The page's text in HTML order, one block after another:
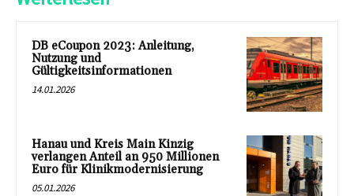
DB eCoupon 2023: Anleitung,
Nutzung und
Gültigkeitsinformationen
14.01.2026
Hanau und Kreis Main Kinzig
verlangen Anteil an 950 Millionen
Euro für Klinikmodernisierung
05.01.2026